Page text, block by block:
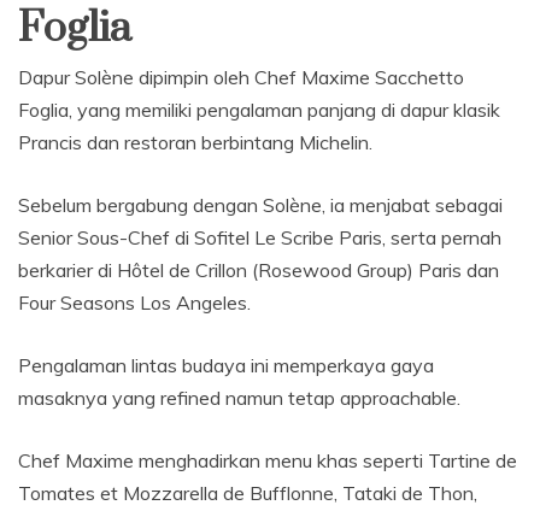
Foglia
Dapur Solène dipimpin oleh Chef Maxime Sacchetto
Foglia, yang memiliki pengalaman panjang di dapur klasik
Prancis dan restoran berbintang Michelin.
Sebelum bergabung dengan Solène, ia menjabat sebagai
Senior Sous-Chef di Sofitel Le Scribe Paris, serta pernah
berkarier di Hôtel de Crillon (Rosewood Group) Paris dan
Four Seasons Los Angeles.
Pengalaman lintas budaya ini memperkaya gaya
masaknya yang refined namun tetap approachable.
Chef Maxime menghadirkan menu khas seperti Tartine de
Tomates et Mozzarella de Bufflonne, Tataki de Thon,